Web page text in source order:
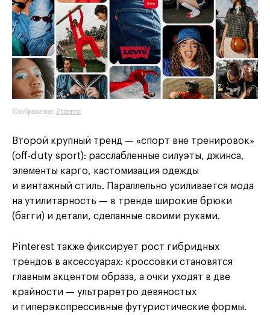
Изображение: Pinterest
Второй крупный тренд — «спорт вне тренировок»
(off-duty sport): расслабленные силуэты, джинса,
элементы карго, кастомизация одежды
и винтажный стиль. Параллельно усиливается мода
на утилитарность — в тренде широкие брюки
(багги) и детали, сделанные своими руками.
Pinterest также фиксирует рост гибридных
трендов в аксессуарах: кроссовки становятся
главным акцентом образа, а очки уходят в две
крайности — ультраретро девяностых
и гиперэкспрессивные футуристические формы.